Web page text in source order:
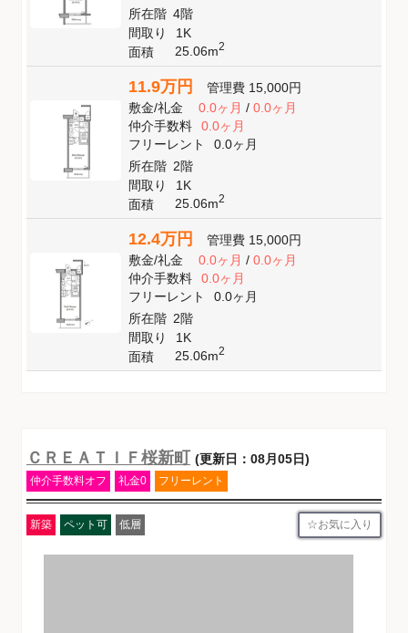
所在階 4階
間取り
1K
面積
25.06m2
11.9万円 管理費 15,000円
敷金/礼金 0.0ヶ月/ 0.0ヶ月
仲介手数料
0.0ヶ月
フリーレント
0.0ヶ月
所在階 2階
間取り
1K
面積
25.06m2
12.4万円 管理費 15,000円
敷金/礼金 0.0ヶ月/ 0.0ヶ月
仲介手数料
0.0ヶ月
フリーレント
0.0ヶ月
所在階 2階
間取り
1K
面積
25.06m2
ＣＲＥＡＴＩＦ桜新町 (更新日：08月05日)
仲介手数料オフ 礼金0 フリーレント
新築 ペット可 低層 お気に入り